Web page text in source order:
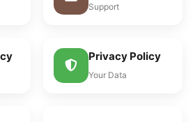
Support
Privacy Policy
Your Data